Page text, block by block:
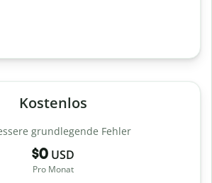
Kostenlos
grundlegende Fehler
$0 USD
Pro Monat